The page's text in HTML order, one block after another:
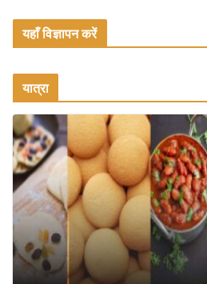
यहाँ विज्ञापन करें
यात्रा